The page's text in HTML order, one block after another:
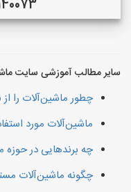
سایر مطالب آموزشی سایت
چطور ماشین‌آلات را
ماشین‌آلات مورد
چه برندهایی در حوزه
چگونه ماشین‌آلات